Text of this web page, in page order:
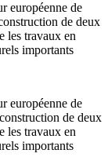
européenne de
de deux
les travaux en
importants
européenne de
de deux
les travaux en
importants